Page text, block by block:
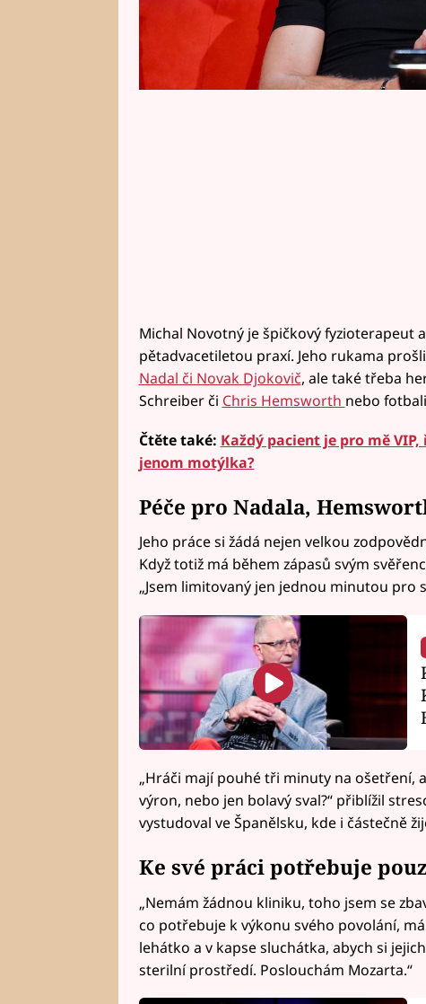
Michal Novotný je špičkový fyzioterapeut
pětadvacetiletou praxí. Jeho rukama
Nadal či Novak Djokovič, ale také třeba
Schreiber či Chris Hemsworth nebo
Čtěte také: Každý pacient je pro mě
jenom motýlka?
Péče pro Nadala,
Jeho práce si žádá nejen velkou
Když totiž má během zápasů svým
„Jsem limitovaný jen jednou minutou pro
„Hráči mají pouhé tři minuty na ošetření,
výron, nebo jen bolavý sval?“ přiblížil
vystudoval ve Španělsku, kde i částečně
Ke své práci potřebuje
„Nemám žádnou kliniku, toho jsem se
co potřebuje k výkonu svého povolání,
lehátko a v kapse sluchátka, abych si
sterilní prostředí. Poslouchám Mozarta.“